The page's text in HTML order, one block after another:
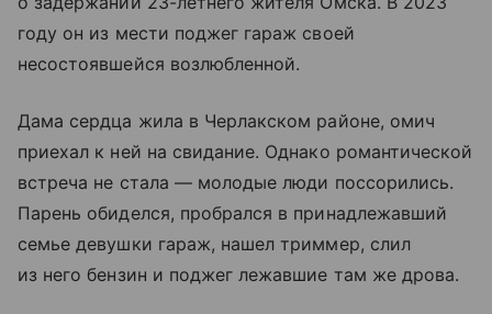
году он из мести поджег гараж своей
несостоявшейся возлюбленной.
Дама сердца жила в Черлакском районе, омич
приехал к ней на свидание. Однако романтической
встреча не стала — молодые люди поссорились.
Парень обиделся, пробрался в принадлежавший
семье девушки гараж, нашел триммер, слил
из него бензин и поджег лежавшие там же дрова.